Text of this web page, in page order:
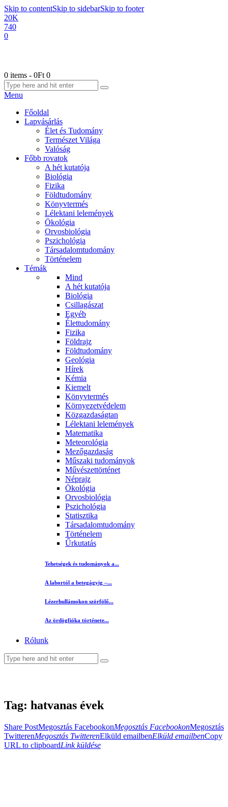
Skip to contentSkip to sidebarSkip to footer
20K
740
0
0 items - 0Ft 0
Menu
Főoldal
Lapvásárlás
Élet és Tudomány
Természet Világa
Valóság
Főbb rovatok
A hét kutatója
Biológia
Fizika
Földtudomány
Könyvtermés
Lélektani lelemények
Ökológia
Orvosbiológia
Pszichológia
Társadalomtudomány
Történelem
Témák
Mind
A hét kutatója
Biológia
Csillagászat
Egyéb
Élettudomány
Fizika
Földrajz
Földtudomány
Geológia
Hírek
Kémia
Kiemelt
Könyvtermés
Környezetvédelem
Közgazdaságtan
Lélektani lelemények
Matematika
Meteorológia
Mezőgazdaság
Műszaki tudományok
Művészettörténet
Néprajz
Ökológia
Orvosbiológia
Pszichológia
Statisztika
Társadalomtudomány
Történelem
Űrkutatás
Tehetségek és tudományok a...
A labortól a betegágyig –...
Lézerhullámokon szörfölő...
Az ördögfióka története...
Rólunk
Tag: hatvanas évek
Share PostMegosztás FacebookonMegosztás FacebookonMegosztás
TwitterenMegosztás TwitterenElküld emailbenElküld emailbenCopy
URL to clipboardLink küldése